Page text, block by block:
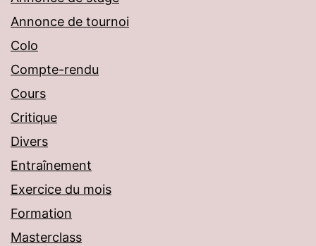
Annonce de tournoi
Colo
Compte-rendu
Cours
Critique
Divers
Entraînement
Exercice du mois
Formation
Masterclass